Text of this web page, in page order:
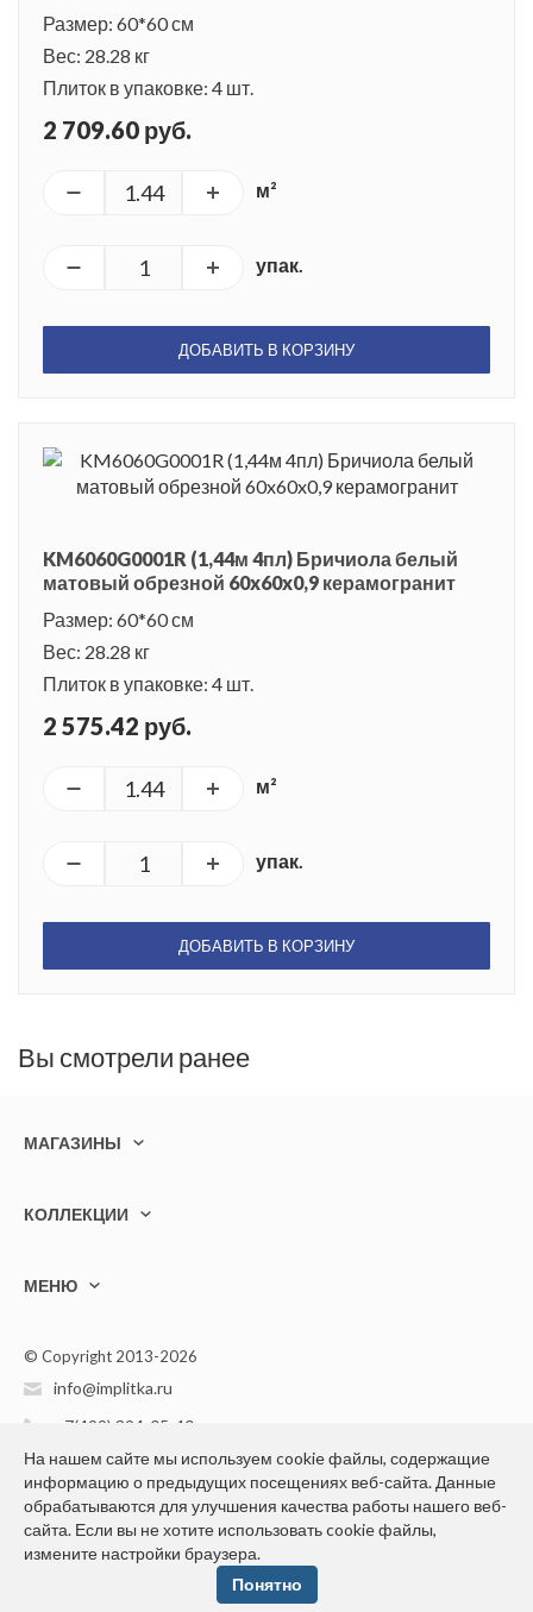
Размер: 60*60 см
Вес: 28.28 кг
Плиток в упаковке: 4 шт.
2 709.60 руб.
м²
упак.
ДОБАВИТЬ В КОРЗИНУ
KM6060G0001R (1,44м 4пл) Бричиола белый
матовый обрезной 60x60x0,9 керамогранит
Размер: 60*60 см
Вес: 28.28 кг
Плиток в упаковке: 4 шт.
2 575.42 руб.
м²
упак.
ДОБАВИТЬ В КОРЗИНУ
Вы смотрели ранее
МАГАЗИНЫ
КОЛЛЕКЦИИ
МЕНЮ
© Copyright 2013-2026
info@implitka.ru
+7(499) 394-05-40
Конфиденциальность персональной информации
На нашем сайте мы используем cookie файлы, содержащие
информацию о предыдущих посещениях веб-сайта. Данные
обрабатываются для улучшения качества работы нашего веб-
сайта. Если вы не хотите использовать cookie файлы,
измените настройки браузера.
Понятно